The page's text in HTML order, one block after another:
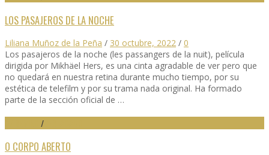
LOS PASAJEROS DE LA NOCHE
Liliana Muñoz de la Peña / 30 octubre, 2022 / 0
Los pasajeros de la noche (les passangers de la nuit), película
dirigida por Mikhäel Hers, es una cinta agradable de ver pero que
no quedará en nuestra retina durante mucho tiempo, por su
estética de telefilm y por su trama nada original. Ha formado
parte de la sección oficial de …
/
O CORPO ABERTO